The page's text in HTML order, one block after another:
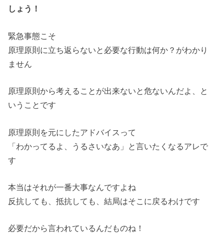
しょう！
緊急事態こそ
原理原則に立ち返らないと必要な行動は何か？がわかり
ません
原理原則から考えることが出来ないと危ないんだよ、と
いうことです
原理原則を元にしたアドバイスって
「わかってるよ、うるさいなあ」と言いたくなるアレで
す
本当はそれが一番大事なんですよね
反抗しても、抵抗しても、結局はそこに戻るわけです
必要だから言われているんだものね！